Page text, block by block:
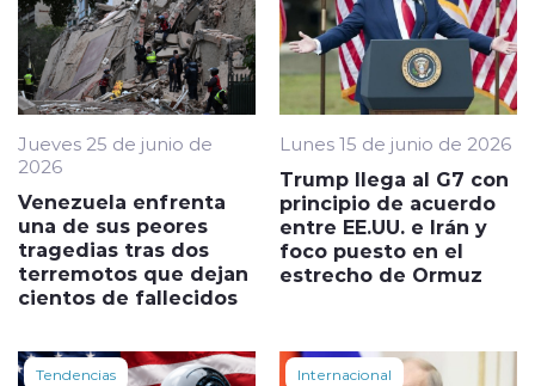
Jueves 25 de junio de
2026
Venezuela enfrenta
una de sus peores
tragedias tras dos
terremotos que dejan
cientos de fallecidos
Lunes 15 de junio de 2026
Trump llega al G7 con
principio de acuerdo
entre EE.UU. e Irán y
foco puesto en el
estrecho de Ormuz
Tendencias Internacional